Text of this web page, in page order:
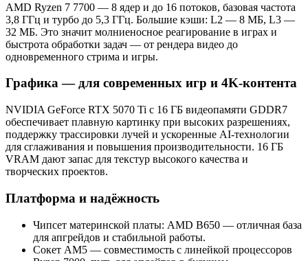
AMD Ryzen 7 7700 — 8 ядер и до 16 потоков, базовая частота
3,8 ГГц и турбо до 5,3 ГГц. Большие кэши: L2 — 8 МБ, L3 —
32 МБ. Это значит молниеносное реагирование в играх и
быстрота обработки задач — от рендера видео до
одновременного стрима и игры.
Графика — для современных игр и 4K-контента
NVIDIA GeForce RTX 5070 Ti с 16 ГБ видеопамяти GDDR7
обеспечивает плавную картинку при высоких разрешениях,
поддержку трассировки лучей и ускоренные AI-технологии
для сглаживания и повышения производительности. 16 ГБ
VRAM дают запас для текстур высокого качества и
творческих проектов.
Платформа и надёжность
Чипсет материнской платы: AMD B650 — отличная база
для апгрейдов и стабильной работы.
Сокет AM5 — совместимость с линейкой процессоров